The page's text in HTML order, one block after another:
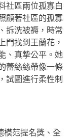
社區兩位孤寡白
顧著社區的孤寡
拆洗被褥，時常
門找到王蘭花，
、真摯公平。她
蕾絲絲帶像一條
試圖進行柔性制
模范提名獎、全